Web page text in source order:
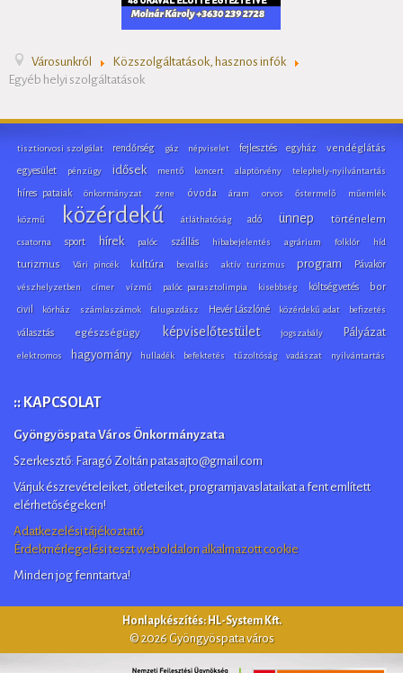
Városunkról
Közszolgáltatások, hasznos infók
Egyéb helyi szolgáltatások
tisztiorvosi szolgálat rendőrség gáz népviselet fejlesztés egyház vendéglátás
egyesület pénzügy idősek mentő koncert alaptörvény telephely-nyilvántartás
híres pataiak önkormányzat zene óvoda áram orvos őstermelő műemlék
közmű közérdekű átláthatóság adó ünnep történelem
csatorna sport hírek palóc szállás hibabejelentés agrárium folklór híd
turizmus Vári pincék kultúra bevallás aktív turizmus program Pávakör
vészhelyzetben címer vízmű palóc parasztolimpia kisebbség költségvetés bor
civil kórház számlaszámok falugazdász Hevér Lászlóné közérdekű adat befizetés
választás egészségügy képviselőtestület jogszabály Pályázat
elektromos hagyomány hulladék befektetés tűzoltóság vadászat nyilvántartás
:: KAPCSOLAT
Gyöngyöspata Város Önkormányzata
Szerkesztő: Faragó Zoltán patasajto@gmail.com
Várjuk észrevételeiket, ötleteiket, programjavaslataikat a fent említett
elérhetőségeken!
Adatkezelési tájékoztató
Érdekmérlegelési teszt weboldalon alkalmazott cookie
Minden jog fenntartva!
Honlapkészítés: HL-System Kft.
© 2026 Gyöngyöspata város